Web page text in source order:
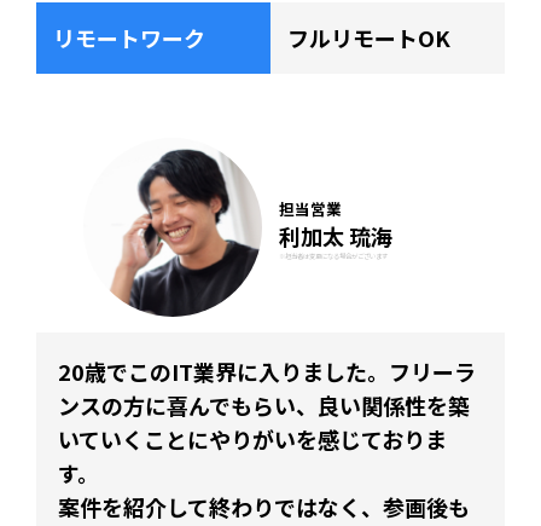
リモートワーク フルリモートOK
担当営業
利加太 琉海
※担当者は変更になる場合がございます
20歳でこのIT業界に入りました。フリーラ
ンスの方に喜んでもらい、良い関係性を築
いていくことにやりがいを感じておりま
す。
案件を紹介して終わりではなく、参画後も